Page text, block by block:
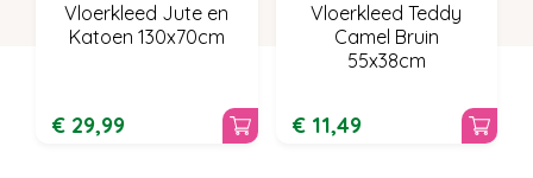
Vloerkleed Jute en
Katoen 130x70cm
€ 29,99
Vloerkleed Teddy
Camel Bruin
55x38cm
€ 11,49